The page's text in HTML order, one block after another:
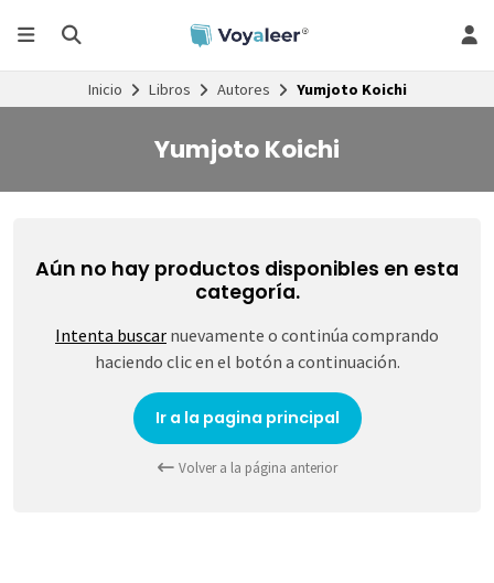
Inicio Libros Autores Yumjoto Koichi
Yumjoto Koichi
Aún no hay productos disponibles en esta
categoría.
Intenta buscar nuevamente o continúa comprando
haciendo clic en el botón a continuación.
Ir a la pagina principal
Volver a la página anterior